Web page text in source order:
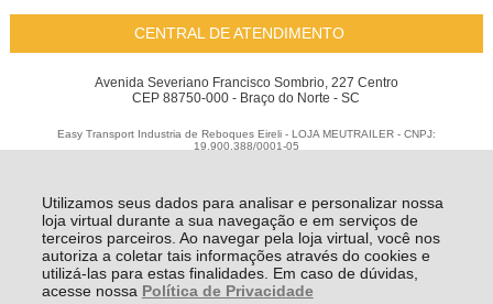
Utilizamos seus dados para analisar e personalizar nossa
loja virtual durante a sua navegação e em serviços de
terceiros parceiros. Ao navegar pela loja virtual, você nos
autoriza a coletar tais informações através do cookies e
utilizá-las para estas finalidades. Em caso de dúvidas,
acesse nossa Política de Privacidade
CENTRAL DE ATENDIMENTO
Avenida Severiano Francisco Sombrio, 227 Centro
CEP 88750-000 - Braço do Norte - SC
Easy Transport Industria de Reboques Eireli - LOJA MEUTRAILER - CNPJ:
19.900.388/0001-05